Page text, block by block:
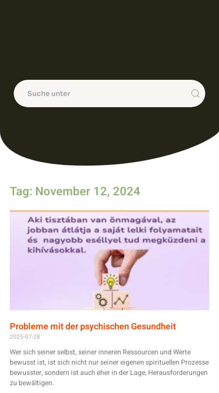
Tag: November 12, 2024
Probleme mit der psychischen Gesundheit
2025-07-28
Wer sich seiner selbst, seiner inneren Ressourcen und Werte
bewusst ist, ist sich nicht nur seiner eigenen spirituellen Prozesse
bewusster, sondern ist auch eher in der Lage, Herausforderungen
zu bewältigen.